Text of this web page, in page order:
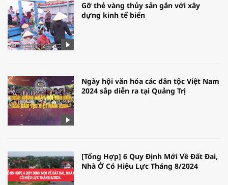
Gỡ thẻ vàng thủy sản gắn với xây
dựng kinh tế biển
Ngày hội văn hóa các dân tộc Việt Nam
2024 sắp diễn ra tại Quảng Trị
[Tổng Hợp] 6 Quy Định Mới Về Đất Đai,
Nhà Ở Có Hiệu Lực Tháng 8/2024